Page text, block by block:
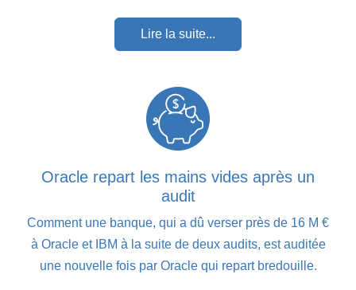
Lire la suite...
Oracle repart les mains vides après un
audit
Comment une banque, qui a dû verser près de 16 M €
à Oracle et IBM à la suite de deux audits, est auditée
une nouvelle fois par Oracle qui repart bredouille.